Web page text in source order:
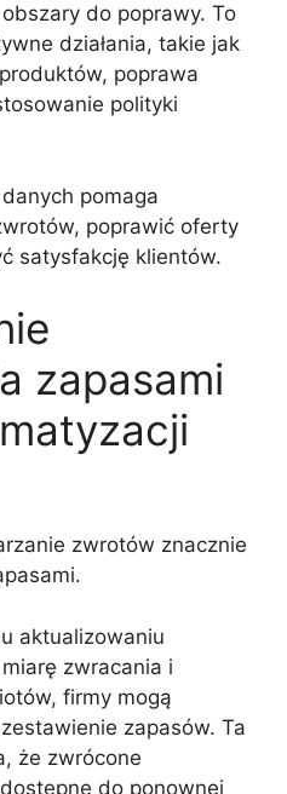
do poprawy. To
działania, takie jak
poprawa
polityki
pomaga
poprawić oferty
satysfakcję klientów.
zapasami
zwrotów znacznie
aktualizowaniu
zwracania i
firmy mogą
zapasów. Ta
że zwrócone
do ponownej